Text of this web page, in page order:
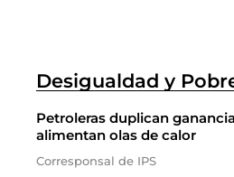
Desigualdad y
Petroleras duplican
alimentan olas de calor
Corresponsal de IPS